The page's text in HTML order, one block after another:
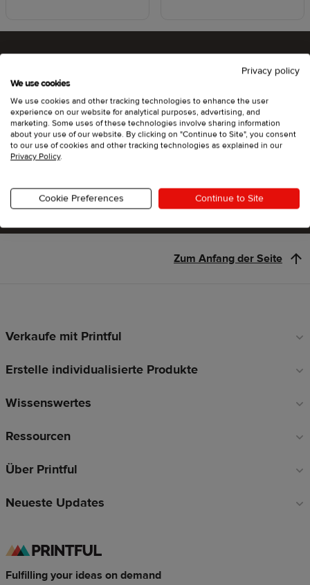
Bist du bereit, Printful
auszuprobieren?
Zum Anfang der Seite
Fußzeilen-
Verkaufe mit Printful
Erstelle individualisierte Produkte
Wissenswertes
Ressourcen
Über Printful
Neueste Updates
Fulfilling your ideas on demand
Privacy policy
We use cookies
We use cookies and other tracking technologies to enhance the user
experience on our website for analytical purposes, advertising, and
marketing. Some uses of these technologies involve sharing information
about your use of our website. By clicking on "Continue to Site", you consent
to our use of cookies and other tracking technologies as explained in our
Privacy Policy.
Cookie Preferences Continue to Site